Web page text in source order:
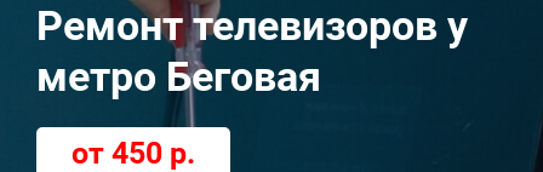
Ремонт телевизоров у
метро Беговая
от 450 р.